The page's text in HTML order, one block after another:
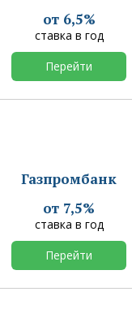
от 6,5%
ставка в год
Перейти
Газпромбанк
от 7,5%
ставка в год
Перейти